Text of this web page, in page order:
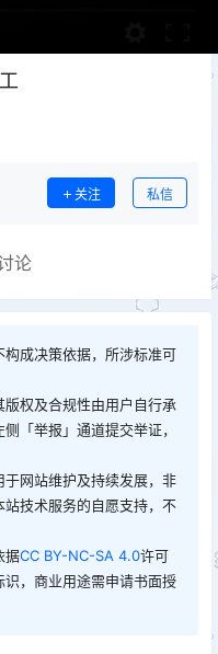
关注 私信
论
成决策依据，所涉标准可
权及合规性由用户自行承
「举报」通道提交举证，
网站维护及持续发展，非
技术服务的自愿支持，不
据CC BY-NC-SA 4.0许可
，商业用途需申请书面授